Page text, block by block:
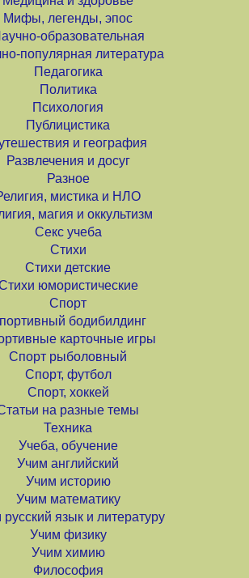
Мифы, легенды, эпос
образовательная
популярная литература
Педагогика
Политика
Психология
Публицистика
и география
Развлечения и досуг
Разное
мистика и НЛО
магия и оккультизм
Секс учеба
Стихи
Стихи детские
юмористические
Спорт
бодибилдинг
карточные игры
Спорт рыболовный
Спорт, футбол
Спорт, хоккей
на разные темы
Техника
Учеба, обучение
Учим английский
Учим историю
Учим математику
язык и литературу
Учим физику
Учим химию
Философия